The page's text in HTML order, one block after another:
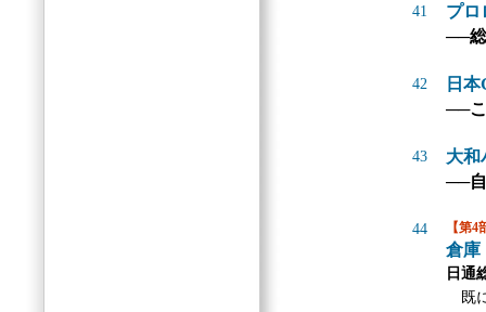
41
プロ
──
42
日
──
43
大和
──
44 【第
倉庫
日通
既